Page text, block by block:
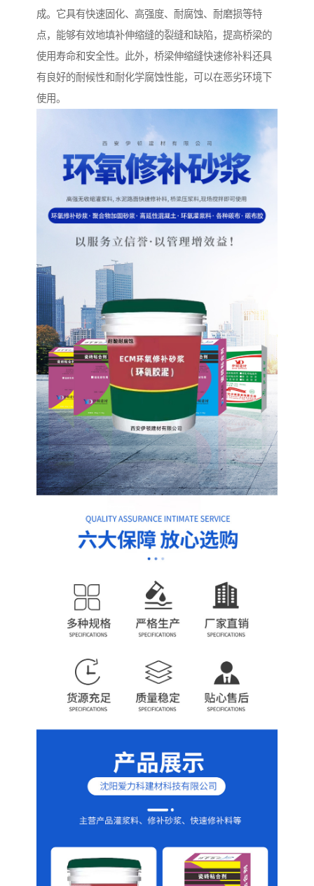
成。它具有快速固化、高强度、耐腐蚀、耐磨损等特
点，能够有效地填补伸缩缝的裂缝和缺陷，提高桥梁的
使用寿命和安全性。此外，桥梁伸缩缝快速修补料还具
有良好的耐候性和耐化学腐蚀性能，可以在恶劣环境下
使用。